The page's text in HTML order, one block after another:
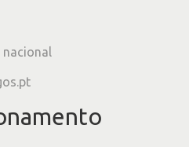
nacional